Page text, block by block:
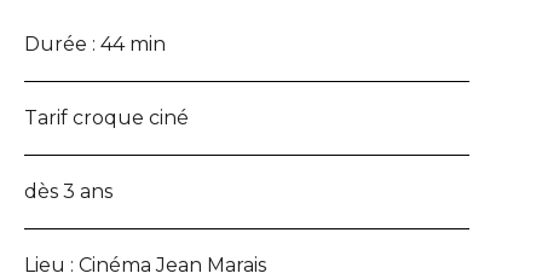
Durée : 44 min
Tarif croque ciné
dès 3 ans
Lieu : Cinéma Jean Marais